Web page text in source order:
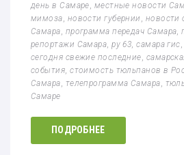
день в Самаре местные новости
мимоза новости губернии новости
Самара программа передач Самара ,
репортажи Самара ,ру 63 ,самара гис
сегодня свежие последние
события ,стоимость тюльпанов в
Самара телепрограмма Самара
Самаре
ПОДРОБНЕЕ